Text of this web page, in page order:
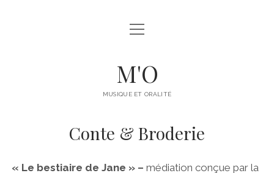
COMPAGNIE M’O
SPECTACLES
menu
JEUNESSE
ACCOMPAGNEMENT AMATEUR.ICES
AGENDA ouvrir
ESPACE PRO
ouvrir
menu
M'O
MUSIQUE ET ORALITÉ
Conte & Broderie
« Le bestiaire de Jane » – médiation conçue par la